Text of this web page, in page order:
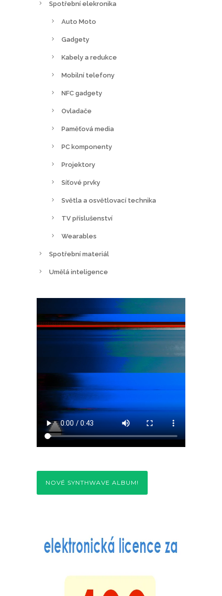
Spotřební elekronika
Auto Moto
Gadgety
Kabely a redukce
Mobilní telefony
NFC gadgety
Ovladače
Paměťová media
PC komponenty
Projektory
Síťové prvky
Světla a osvětlovací technika
TV příslušenství
Wearables
Spotřební materiál
Umělá inteligence
NOVÉ SYNTHWAVE ALBUM!